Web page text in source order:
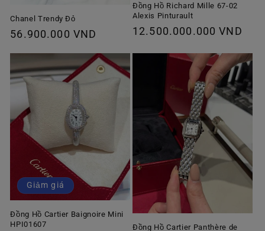
Chanel Trendy Đỏ
Giá
thường
56.900.000 VND
Đồng Hồ Richard Mille 67-02
Alexis Pinturault
Giá
12.500.000.000 VND
Giảm giá
Đồng Hồ Cartier Baignoire Mini
HPI01607
Đồng Hồ Cartier Panthère de